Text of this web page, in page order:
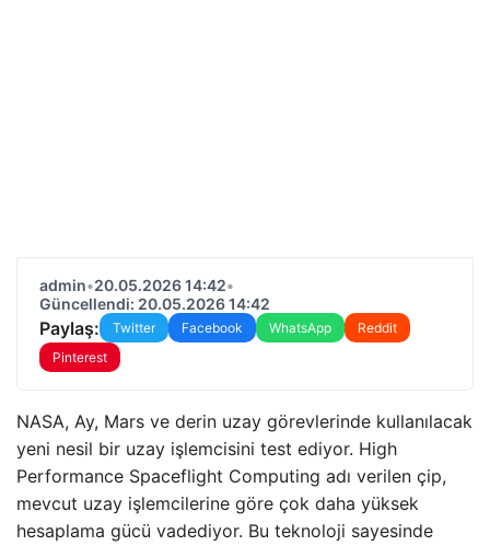
admin•20.05.2026 14:42•
Güncellendi: 20.05.2026 14:42
Paylaş: Twitter Facebook WhatsApp
Reddit
Pinterest
NASA, Ay, Mars ve derin uzay görevlerinde kullanılacak
yeni nesil bir uzay işlemcisini test ediyor. High
Performance Spaceflight Computing adı verilen çip,
mevcut uzay işlemcilerine göre çok daha yüksek
hesaplama gücü vadediyor. Bu teknoloji sayesinde